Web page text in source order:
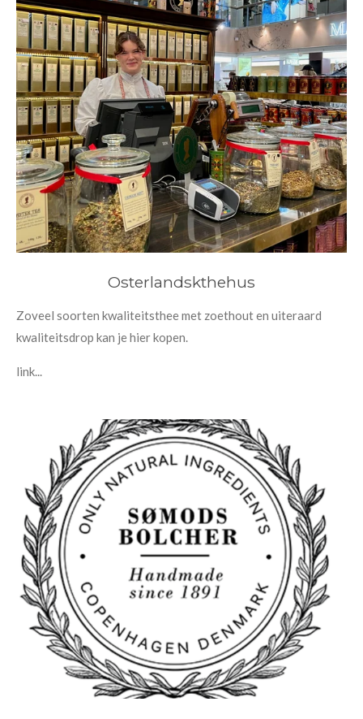
Osterlandskthehus
Zoveel soorten kwaliteitsthee met zoethout en uiteraard
kwaliteitsdrop kan je hier kopen.
link...